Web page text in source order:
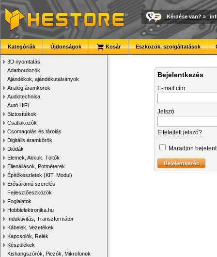
Kérdése van? »
Kategóriák Újdonságok Kosár Eszközök, szolgáltatások
3D nyomtatás
Adathordozók
Ajándékok, ajándékutalványok
Analóg áramkörök
Audiotechnika
Autó HiFi
Biztosítékok
Csatlakozók
Csomagolás és tárolás
Digitális áramkörök
Diódák
Elemek, Akkuk, Töltők
Ellenállások, Potméterek
Építőkészletek (KIT, Modul)
Erősáramú szerelés
Fejlesztőeszközök
Foglalatok
Hobbielektronika.hu
Induktivitás, Transzformátor
Kábelek, Vezetékek
Kapcsolók, Relék
Készülékek
Kishangszórók, Piezók, Mikrofonok
Bejelentkezés
E-mail cím
Jelszó
Elfelejtett jelszó?
Maradjon